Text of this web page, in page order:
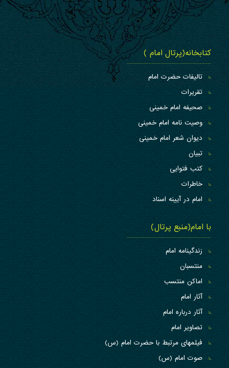
کتابخانه(پرتال امام )
تالیفات حضرت امام
تقریرات
صحیفه امام خمینی
وصیت نامه امام خمینی
دیوان شعر امام خمینی
تبیان
کتب فتوایی
خاطرات
امام در آیینه اسناد
با امام(منبع پرتال)
زندگینامه امام
منتسبان
اماکن منتسب
آثار امام
آثار درباره امام
تصاویر امام
فیلمهای مرتبط با حضرت امام (س)
صوت امام (س)